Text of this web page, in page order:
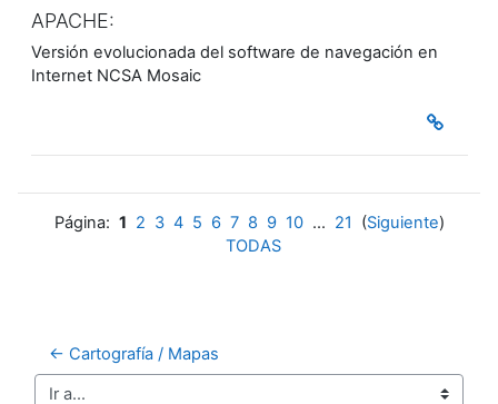
APACHE:
Versión evolucionada del software de navegación en
Internet NCSA Mosaic
Página: 1 2 3 4 5 6 7 8 9 10... 21 (Siguiente)
TODAS
← Cartografía / Mapas